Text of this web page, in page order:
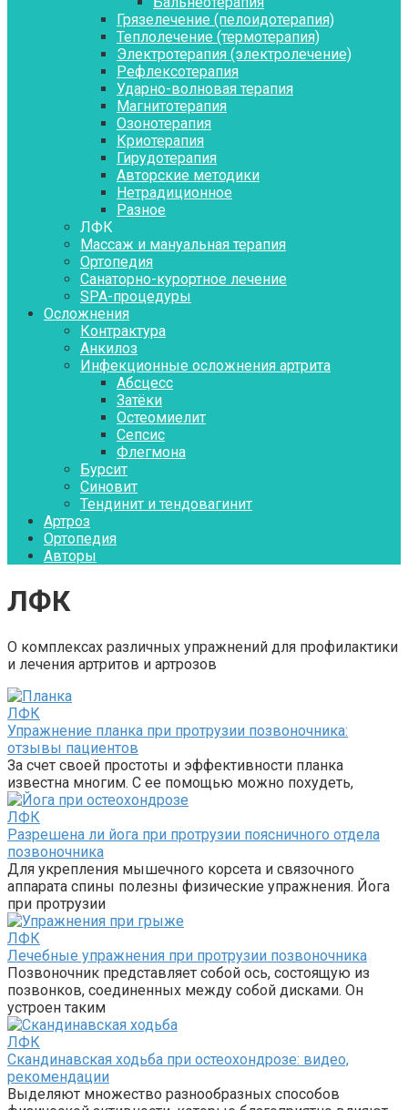
Грязелечение (пелоидотерапия)
Теплолечение (термотерапия)
Электротерапия (электролечение)
Рефлексотерапия
Ударно-волновая терапия
Магнитотерапия
Озонотерапия
Криотерапия
Гирудотерапия
Авторские методики
Нетрадиционное
Разное
ЛФК
Массаж и мануальная терапия
Ортопедия
Санаторно-курортное лечение
SPA-процедуры
Осложнения
Контрактура
Aнкилоз
Инфекционные осложнения артрита
Абсцесс
Затёки
Остеомиелит
Сепсис
Флегмона
Бурсит
Синовит
Тендинит и тендовагинит
Артроз
Ортопедия
Авторы
ЛФК
О комплексах различных упражнений для профилактики
и лечения артритов и артрозов
ЛФК
Упражнение планка при протрузии позвоночника:
отзывы пациентов
За счет своей простоты и эффективности планка
известна многим. С ее помощью можно похудеть,
ЛФК
Разрешена ли йога при протрузии поясничного отдела
позвоночника
Для укрепления мышечного корсета и связочного
аппарата спины полезны физические упражнения. Йога
при протрузии
ЛФК
Лечебные упражнения при протрузии позвоночника
Позвоночник представляет собой ось, состоящую из
позвонков, соединенных между собой дисками. Он
устроен таким
ЛФК
Скандинавская ходьба при остеохондрозе: видео,
рекомендации
Выделяют множество разнообразных способов